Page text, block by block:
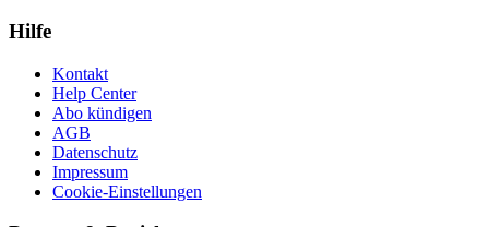
Hilfe
Kontakt
Help Center
Abo kündigen
AGB
Datenschutz
Impressum
Cookie-Einstellungen